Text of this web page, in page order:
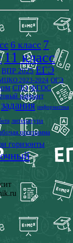
6 класс 7
11 класс
ВПР 2025 ЕГЭ
2023-2024 ОГЭ
СПО ФГОС
вариант
задания информатика
литература
программа
горизонты